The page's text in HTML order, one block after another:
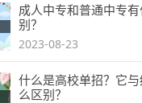
成人中专和普通中专
别？
2023-08-23
什么是高校单招？它
么区别？